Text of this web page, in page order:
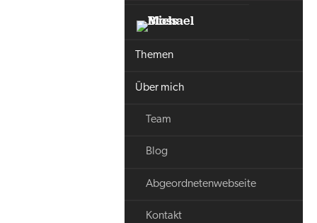
Themen
Über mich
Team
Blog
Abgeordnetenwebseite
Kontakt